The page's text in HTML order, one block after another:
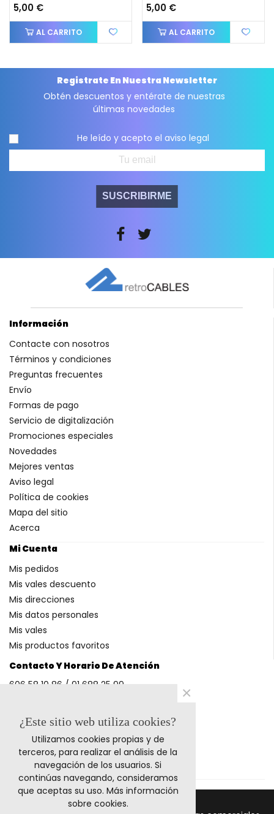
5,00 €
AL CARRITO
5,00 €
AL CARRITO
Registrate En Nuestra Newsletter
Obtén descuentos y entérate de nuestras
últimas novedades
He leído y acepto el aviso legal
SUSCRIBIRME
Contacto Y Horario De Atención
606 58 10 86 / 91 688 25 99
Métodos De Pago
Información
Contacte con nosotros
Términos y condiciones
Preguntas frecuentes
Envío
Formas de pago
Servicio de digitalización
Promociones especiales
Novedades
Mejores ventas
Aviso legal
Política de cookies
Mapa del sitio
Acerca
Mi Cuenta
Mis pedidos
Mis vales descuento
Mis direcciones
Mis datos personales
Mis vales
Mis productos favoritos
¿Este sitio web utiliza cookies?
Utilizamos cookies propias y de
terceros, para realizar el análisis de la
navegación de los usuarios. Si
continúas navegando, consideramos
que aceptas su uso. Más información
sobre cookies.
×